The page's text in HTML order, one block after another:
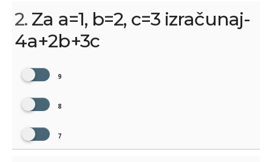
2. Za a=1, b=2, c=3 izračunaj-
4a+2b+3c
9
8
7